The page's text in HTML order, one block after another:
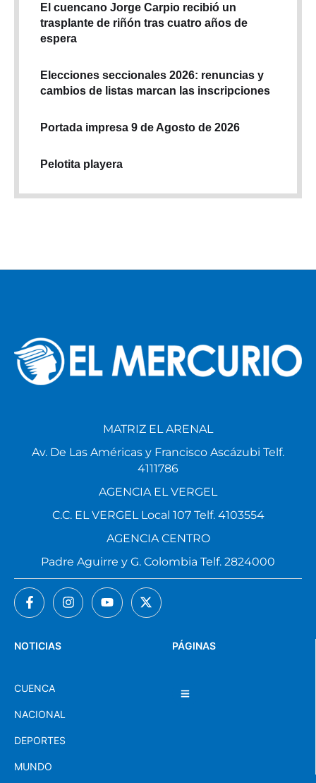
El cuencano Jorge Carpio recibió un
trasplante de riñón tras cuatro años de
espera
Elecciones seccionales 2026: renuncias y
cambios de listas marcan las inscripciones
Portada impresa 9 de Agosto de 2026
Pelotita playera
PÁGINAS
NOTICIAS
CUENCA
NACIONAL
DEPORTES
MUNDO
MATRIZ EL ARENAL
Av. De Las Américas y Francisco Ascázubi Telf.
4111786
AGENCIA EL VERGEL
C.C. EL VERGEL Local 107 Telf. 4103554
AGENCIA CENTRO
Padre Aguirre y G. Colombia Telf. 2824000